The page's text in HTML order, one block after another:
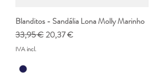
Blanditos - Sandália Lona Molly Marinho
Preço normal
33,95 €Preço promocional
20,37 €
IVA incl.